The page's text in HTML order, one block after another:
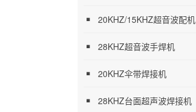
20KHZ/15KHZ超音波配机
28KHZ超音波手焊机
20KHZ伞带焊接机
28KHZ台面超声波焊接机